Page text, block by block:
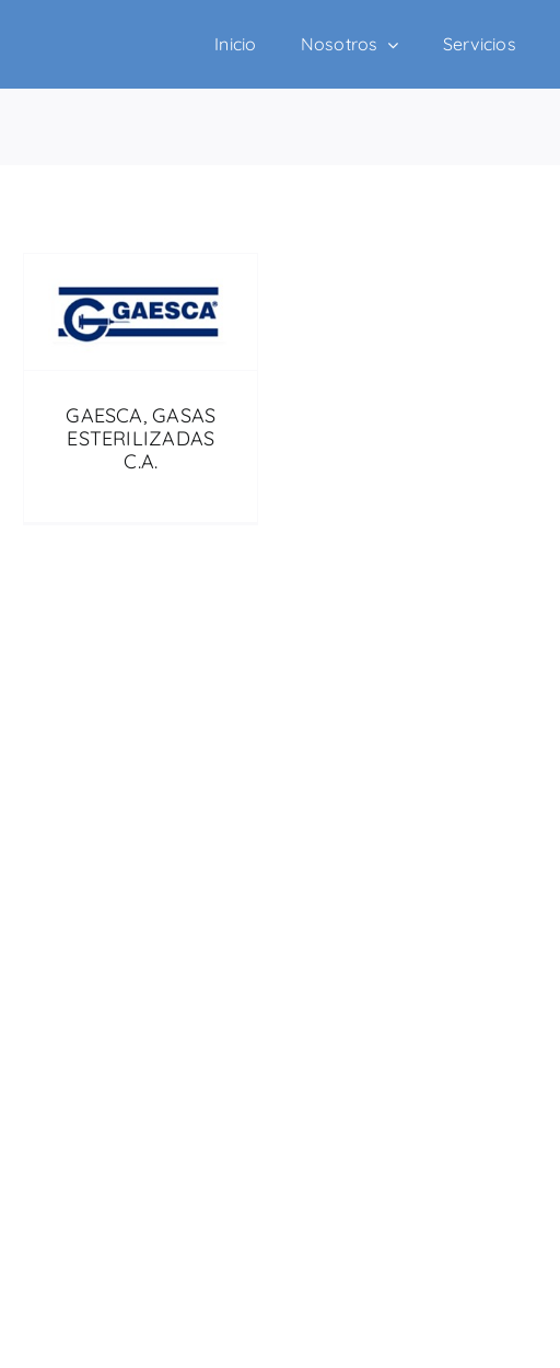
Inicio Nosotros Servicios
GAESCA, GASAS
ESTERILIZADAS
C.A.